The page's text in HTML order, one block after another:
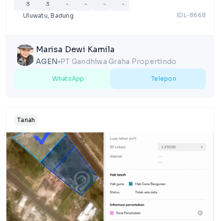
3 3 - - - -
Uluwatu, Badung IDL-8668
Marisa Dewi Kamila
AGEN lens PT Gandhiwa Graha Propertindo
WhatsApp Telepon
Tanah